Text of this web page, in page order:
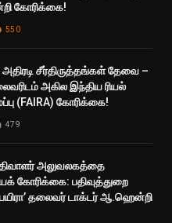
கோரிக்கை!
550
அதிரடி சீர்திருத்தங்கள் தேவை –
அகில இந்திய ரியல்
(FAIRA) கோரிக்கை!
479
அலுவலகத்தை
கோரிக்கை: பதிவுத்துறை
தலைவர் டாக்டர் ஆ.ஹென்றி